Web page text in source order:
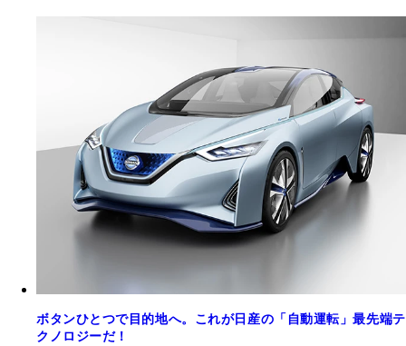
ボタンひとつで目的地へ。これが日産の「自動運転」最先端テ
クノロジーだ！